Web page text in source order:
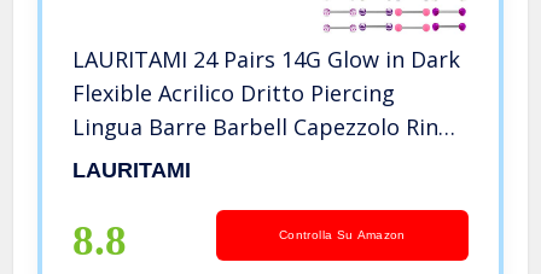
LAURITAMI 24 Pairs 14G Glow in Dark
Flexible Acrilico Dritto Piercing
Lingua Barre Barbell Capezzolo Ring
Shield Retainer Piercing Gioielli
LAURITAMI
8.8 Controlla Su Amazon